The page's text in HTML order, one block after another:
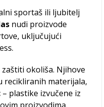
sportaš ili ljubitelj
nudi proizvode
uključujući
okoliša. Njihove
recikliranih materijala,
– plastike izvučene iz